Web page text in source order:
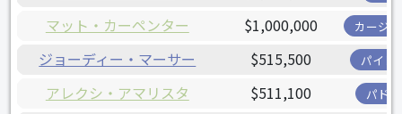
マット・カーペンター $1,000,000 カージ
ジョーディー・マーサー $515,500 パイレ
アレクシ・アマリスタ $511,100 パド